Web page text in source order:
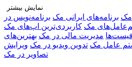
چرا مک نید را انتخاب کنید؟
🔹 تنوع بی‌نظیر: دسترسی به هزاران برنامه در دسته‌بندی‌های
مختلف برای هر نوع نیاز
🔹 راهنمای نصب کامل: آموزش قدم‌به‌قدم متنی و ویدیویی برای هر
برنامه
نمایش بیشتر
مک برنامه‌های ایرانی مک برنامه‌نویس در
مک کاربردی‌ترین اپ‌های مک
مدیریت مالی در مک بهترین‌های
عامل مک تدوین ویدیو در مک ویرایش
تصاویر در مک